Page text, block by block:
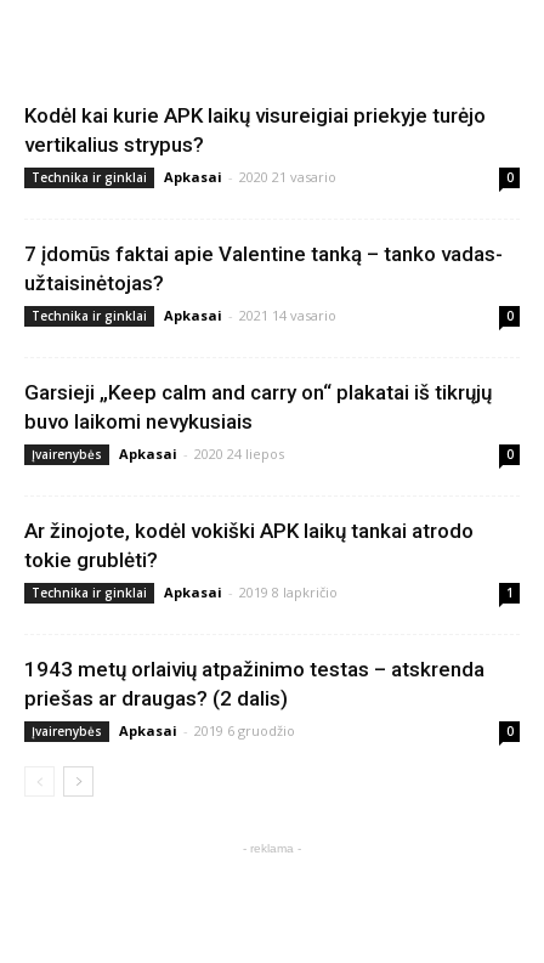
Kodėl kai kurie APK laikų visureigiai priekyje turėjo
vertikalius strypus?
Technika ir ginklai Apkasai - 2020 21 vasario 0
7 įdomūs faktai apie Valentine tanką – tanko vadas-
užtaisinėtojas?
Technika ir ginklai Apkasai - 2021 14 vasario 0
Garsieji „Keep calm and carry on“ plakatai iš tikrųjų
buvo laikomi nevykusiais
Įvairenybės Apkasai - 2020 24 liepos 0
Ar žinojote, kodėl vokiški APK laikų tankai atrodo
tokie grublėti?
Technika ir ginklai Apkasai - 2019 8 lapkričio 1
1943 metų orlaivių atpažinimo testas – atskrenda
priešas ar draugas? (2 dalis)
Įvairenybės Apkasai - 2019 6 gruodžio 0
- reklama -